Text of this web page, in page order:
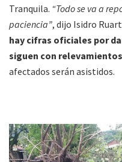
Tranquila. “Todo se va a
paciencia”, dijo Isidro
hay cifras oficiales por
siguen con relevamientos
afectados serán asistidos.